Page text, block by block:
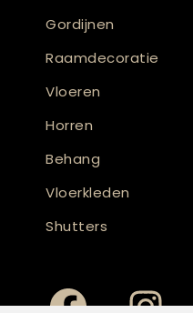
Gordijnen
Raamdecoratie
Vloeren
Horren
Behang
Vloerkleden
Shutters